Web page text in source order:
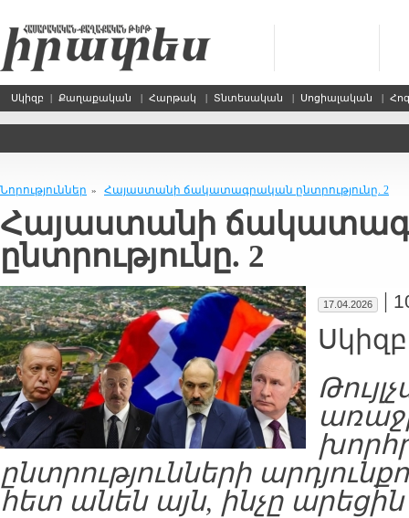
Սկիզբ | Քաղաքական | Հարթակ | Տնտեսական | Սոցիալական |
Նորություններ » Հայաստանի ճակատագրական ընտրությունը. 2
Հայաստանի
ընտրությունը. 2
17.04.2026 |
ընտրությունների
հետ անեն այն, ինչը արեցին